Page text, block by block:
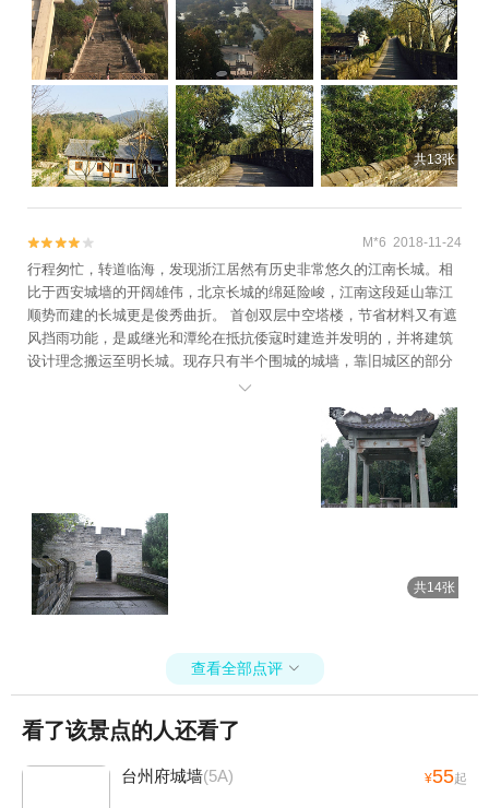
共13张

 M*6 2018-11-24
行程匆忙，转道临海，发现浙江居然有历史非常悠久的江南长城。相
比于西安城墙的开阔雄伟，北京长城的绵延险峻，江南这段延山靠江
顺势而建的长城更是俊秀曲折。 首创双层中空塔楼，节省材料又有遮
风挡雨功能，是戚继光和潭纶在抵抗倭寇时建造并发明的，并将建筑
设计理念搬运至明长城。现存只有半个围城的城墙，靠旧城区的部分
已经拆没了，剩下部分依然起到防洪作用。 揽胜门作为起点的话，需
要爬好汉坡，比较陡，年老体弱的可以靠边上弯曲的辅助台阶上。从
城门楼子出发，一路也有不少陡峭之处，真正的门楼不多，中间都是
几个双层敌台，可以看看有关历史或人物的图片介绍，顺便歇歇脚，
景点沿途也有一些。走走停停，到梅园朝天门附近，再到望江门和兴
善门那一段比较平缓，只能看看江景，我们就下了城墙，顺着西门街
再逛逛老城区，这样半天行程就结束了。

共14张
查看全部点评 
看了该景点的人还看了
台州府城墙(5A) ¥55起